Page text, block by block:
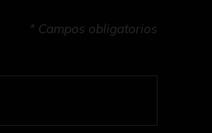
* Campos obligatorios